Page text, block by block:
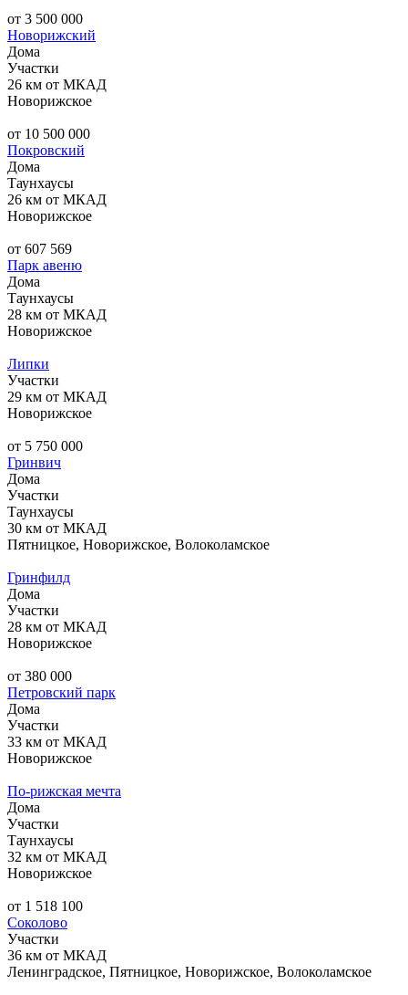
от 3 500 000
Новорижский
Дома
Участки
26 км от МКАД
Новорижское
от 10 500 000
Покровский
Дома
Таунхаусы
26 км от МКАД
Новорижское
от 607 569
Парк авеню
Дома
Таунхаусы
28 км от МКАД
Новорижское
Липки
Участки
29 км от МКАД
Новорижское
от 5 750 000
Гринвич
Дома
Участки
Таунхаусы
30 км от МКАД
Пятницкое, Новорижское, Волоколамское
Гринфилд
Дома
Участки
28 км от МКАД
Новорижское
от 380 000
Петровский парк
Дома
Участки
33 км от МКАД
Новорижское
По-рижская мечта
Дома
Участки
Таунхаусы
32 км от МКАД
Новорижское
от 1 518 100
Соколово
Участки
36 км от МКАД
Ленинградское, Пятницкое, Новорижское, Волоколамское